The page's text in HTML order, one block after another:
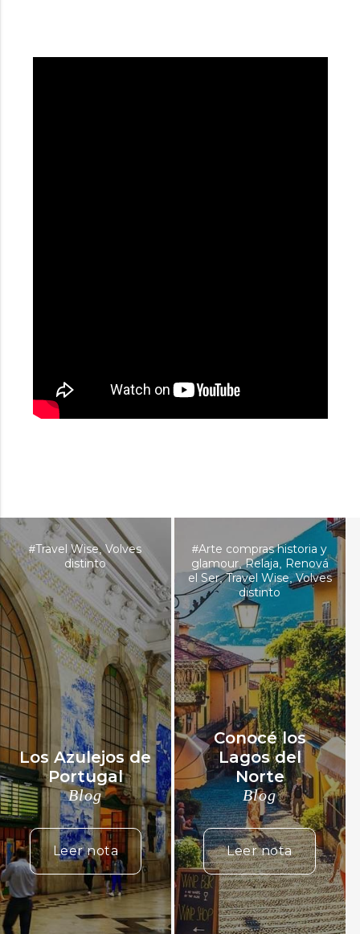
#Travel Wise,Volves
distinto
Los Azulejos de
Portugal
Blog
Leer nota
#Arte compras historia y
glamour,Relaja Renová
el Ser,Travel Wise,Volves
distinto
Conocé los
Lagos del
Norte
Blog
Leer nota